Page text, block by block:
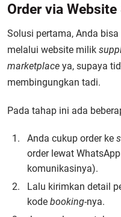
Order via
Solusi pertama, Anda
melalui website milik
marketplace ya, supaya
membingungkan tadi.
Pada tahap ini ada
Anda cukup order ke
order lewat
komunikasinya).
Lalu kirimkan detail
kode booking-nya.